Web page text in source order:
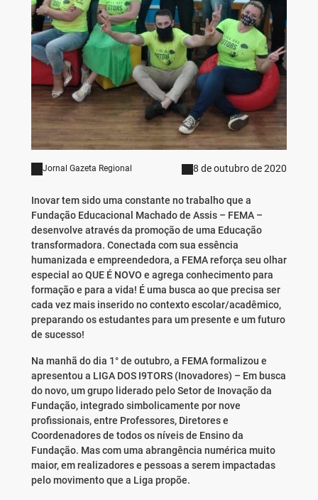
Jornal Gazeta Regional 8 de outubro de 2020
Inovar tem sido uma constante no trabalho que a
Fundação Educacional Machado de Assis – FEMA –
desenvolve através da promoção de uma Educação
transformadora. Conectada com sua essência
humanizada e empreendedora, a FEMA reforça seu olhar
especial ao QUE É NOVO e agrega conhecimento para
formação e para a vida! É uma busca ao que precisa ser
cada vez mais inserido no contexto escolar/acadêmico,
preparando os estudantes para um presente e um futuro
de sucesso!
Na manhã do dia 1° de outubro, a FEMA formalizou e
apresentou a LIGA DOS I9TORS (Inovadores) – Em busca
do novo, um grupo liderado pelo Setor de Inovação da
Fundação, integrado simbolicamente por nove
profissionais, entre Professores, Diretores e
Coordenadores de todos os níveis de Ensino da
Fundação. Mas com uma abrangência numérica muito
maior, em realizadores e pessoas a serem impactadas
pelo movimento que a Liga propõe.